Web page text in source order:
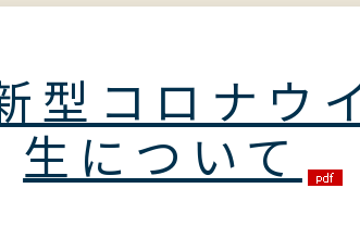
型コロナウ
生について